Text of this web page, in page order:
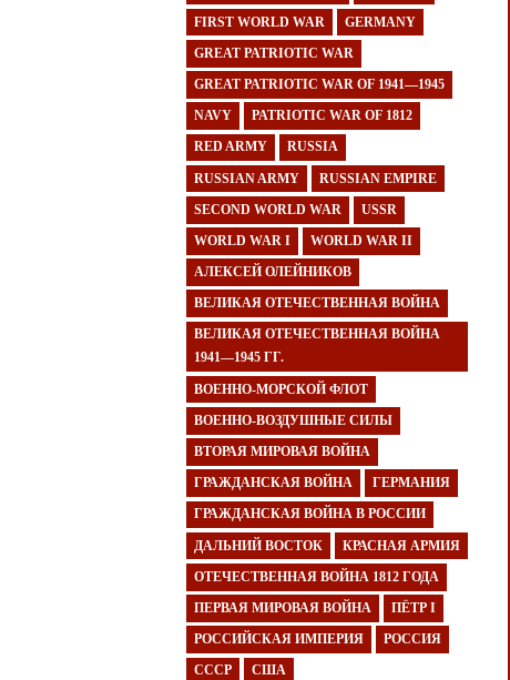
FIRST WORLD WAR GERMANY
GREAT PATRIOTIC WAR
GREAT PATRIOTIC WAR OF 1941—1945
NAVY PATRIOTIC WAR OF 1812
RED ARMY RUSSIA
RUSSIAN ARMY RUSSIAN EMPIRE
SECOND WORLD WAR USSR
WORLD WAR I WORLD WAR II
АЛЕКСЕЙ ОЛЕЙНИКОВ
ВЕЛИКАЯ ОТЕЧЕСТВЕННАЯ ВОЙНА
ВЕЛИКАЯ ОТЕЧЕСТВЕННАЯ ВОЙНА
1941—1945 ГГ.
ВОЕННО-МОРСКОЙ ФЛОТ
ВОЕННО-ВОЗДУШНЫЕ СИЛЫ
ВТОРАЯ МИРОВАЯ ВОЙНА
ГРАЖДАНСКАЯ ВОЙНА ГЕРМАНИЯ
ГРАЖДАНСКАЯ ВОЙНА В РОССИИ
ДАЛЬНИЙ ВОСТОК КРАСНАЯ АРМИЯ
ОТЕЧЕСТВЕННАЯ ВОЙНА 1812 ГОДА
ПЕРВАЯ МИРОВАЯ ВОЙНА ПЁТР I
РОССИЙСКАЯ ИМПЕРИЯ РОССИЯ
СССР США